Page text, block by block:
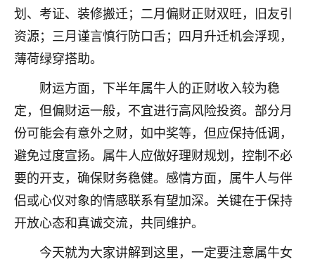
划、考证、装修搬迁；二月偏财正财双旺，旧友引
资源；三月谨言慎行防口舌；四月升迁机会浮现，
薄荷绿穿搭助。
财运方面，下半年属牛人的正财收入较为稳
定，但偏财运一般，不宜进行高风险投资。部分月
份可能会有意外之财，如中奖等，但应保持低调，
避免过度宣扬。属牛人应做好理财规划，控制不必
要的开支，确保财务稳健。感情方面，属牛人与伴
侣或心仪对象的情感联系有望加深。关键在于保持
开放心态和真诚交流，共同维护。
今天就为大家讲解到这里，一定要注意属牛女
青春168
我也想要，我也想要！
2天前 来自山西 15
Jessica李
老师做不做超度法事？我想给我奶奶做超度，她今年
刚去世了。
七零老顽童：我母亲前年离世，刚开始我经常
做梦梦见她，后来也是朋友介绍，找到慧来老
师，安排了超度法事，做梦再也没有梦到过
了，一开始是半信半疑的，图个心安，给亡母
超度，现在看来，人不信也不行。
2天前 来自云南 11